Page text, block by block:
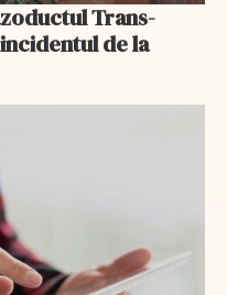
Trans-
de la